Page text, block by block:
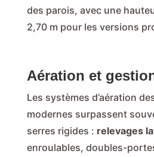
des parois, avec une
2,70 m pour les versions
Aération et
Les systèmes d’aération
modernes surpassent
serres rigides : relevages
enroulables, doubles-